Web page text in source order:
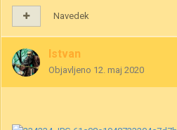
Navedek
Istvan
Objavljeno 12. maj 2020